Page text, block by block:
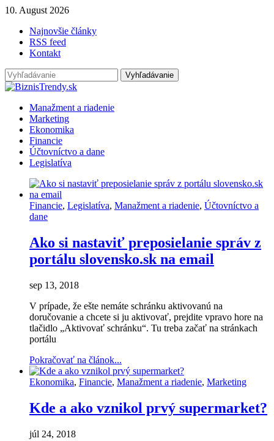
10. August 2026
Najnovšie články
RSS feed
Kontakt
Manažment a riadenie
Marketing
Ekonomika
Financie
Účtovníctvo a dane
Legislatíva
Financie, Legislatíva, Manažment a riadenie, Účtovníctvo a
dane
Ako si nastaviť preposielanie správ z
portálu slovensko.sk na email
sep 13, 2018
V prípade, že ešte nemáte schránku aktivovanú na
doručovanie a chcete si ju aktivovať, prejdite vpravo hore na
tlačidlo „Aktivovať schránku“. Tu treba začať na stránkach
portálu
Pokračovať na článok...
Ekonomika, Financie, Manažment a riadenie, Marketing
Kde a ako vznikol prvý supermarket?
júl 24, 2018